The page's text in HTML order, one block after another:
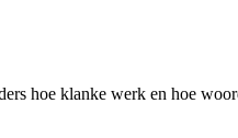
hoe klanke werk en hoe